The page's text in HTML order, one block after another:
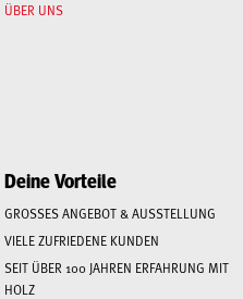
ÜBER UNS
Deine Vorteile
GROSSES ANGEBOT & AUSSTELLUNG
VIELE ZUFRIEDENE KUNDEN
SEIT ÜBER 100 JAHREN ERFAHRUNG MIT
HOLZ